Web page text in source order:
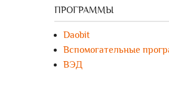
ПРОГРАММЫ
Daobit
Вспомогательные
ВЭД